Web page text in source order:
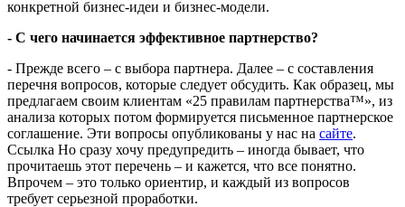
конкретной бизнес-идеи и бизнес-модели.
- С чего начинается эффективное партнерство?
- Прежде всего – с выбора партнера. Далее – с составления
перечня вопросов, которые следует обсудить. Как образец, мы
предлагаем своим клиентам «25 правилам партнерства™», из
анализа которых потом формируется письменное партнерское
соглашение. Эти вопросы опубликованы у нас на сайте.
Ссылка Но сразу хочу предупредить – иногда бывает, что
прочитаешь этот перечень – и кажется, что все понятно.
Впрочем – это только ориентир, и каждый из вопросов
требует серьезной проработки.